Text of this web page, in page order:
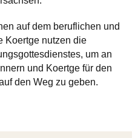
auf dem beruflichen und
Koertge nutzen die
um an
und Koertge für den
den Weg zu geben.